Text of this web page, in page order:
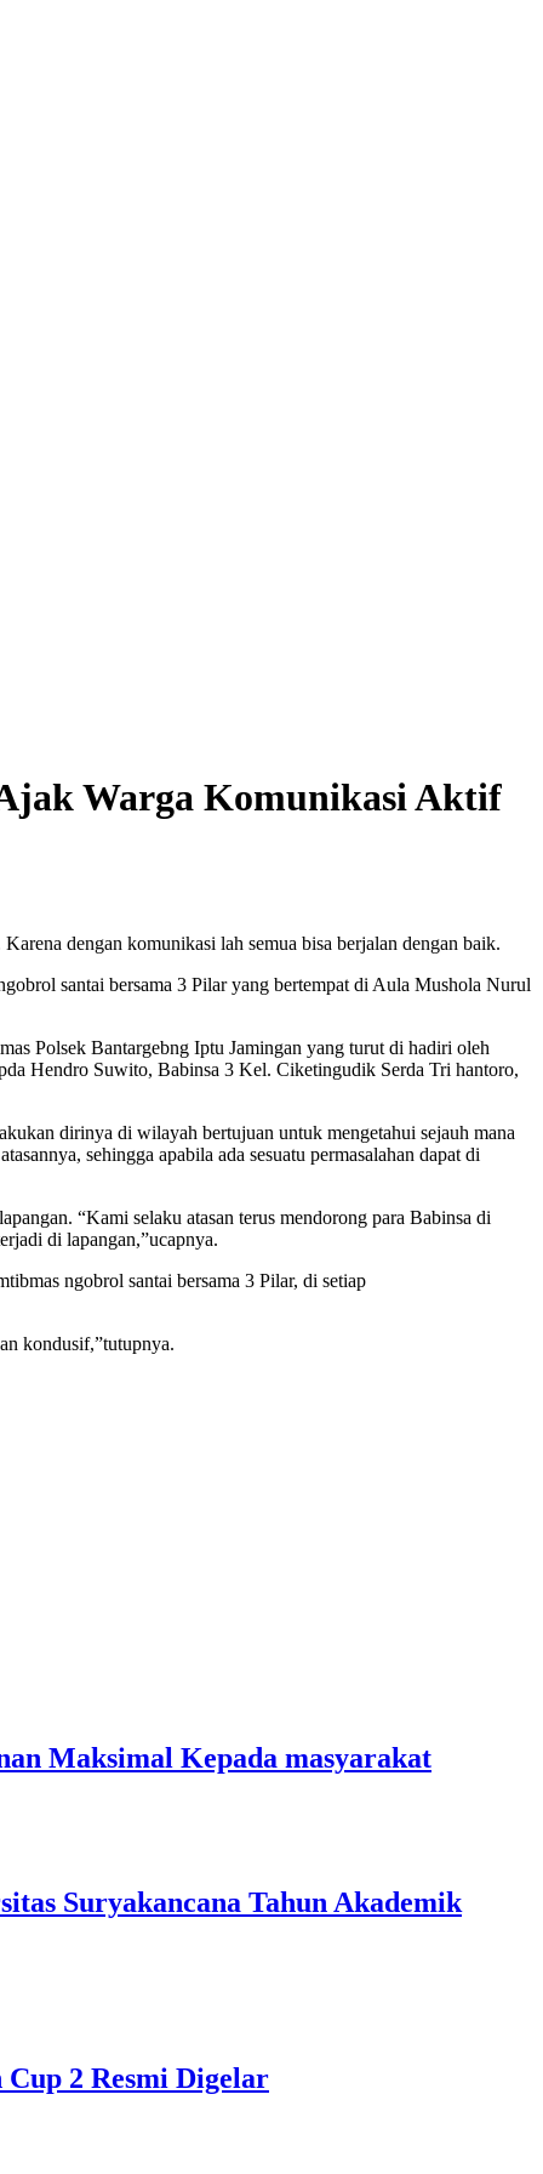
Warga Komunikasi Aktif
dengan komunikasi lah semua bisa berjalan dengan baik.
santai bersama 3 Pilar yang bertempat di Aula Mushola Nurul
Polsek Bantargebng Iptu Jamingan yang turut di hadiri oleh
Hendro Suwito, Babinsa 3 Kel. Ciketingudik Serda Tri hantoro,
dirinya di wilayah bertujuan untuk mengetahui sejauh mana
sehingga apabila ada sesuatu permasalahan dapat di
“Kami selaku atasan terus mendorong para Babinsa di
di lapangan,”ucapnya.
ngobrol santai bersama 3 Pilar, di setiap
kondusif,”tutupnya.
Maksimal Kepada masyarakat
Suryakancana Tahun Akademik
2 Resmi Digelar